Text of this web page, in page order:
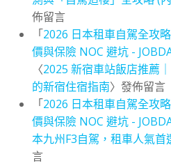
佈留言
「2026 日本租車自駕全攻
價與保險 NOC 避坑 -
〈2025 新宿車站飯店推薦
的新宿住宿指南〉發佈留言
「2026 日本租車自駕全攻
價與保險 NOC 避坑 -
本九州F3自駕，租車人氣
言